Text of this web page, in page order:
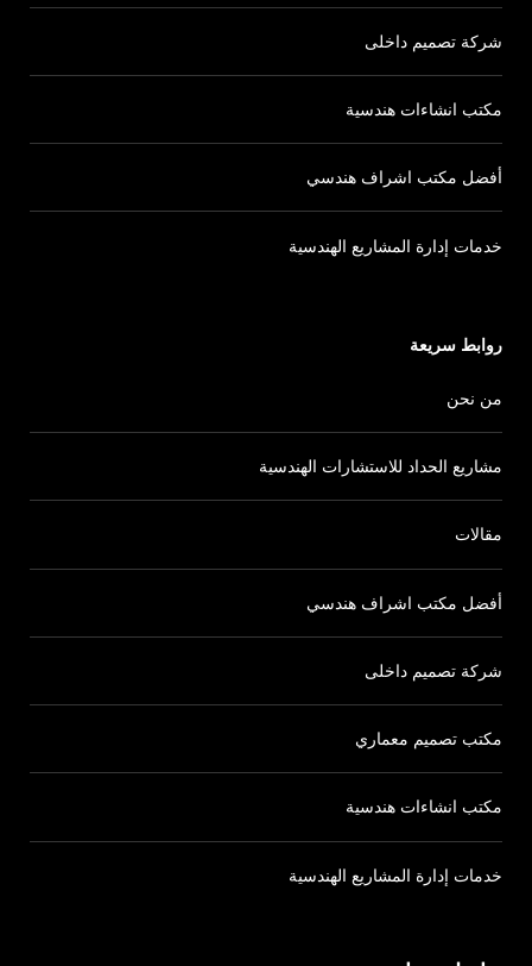
روابط سريعة
من نحن
مشاريع الحداد للاستشارات الهندسية
مقالات
أفضل مكتب اشراف هندسي
شركة تصميم داخلى
مكتب تصميم معماري
مكتب انشاءات هندسية
خدمات إدارة المشاريع الهندسية
شركة تصميم داخلى
مكتب انشاءات هندسية
أفضل مكتب اشراف هندسي
خدمات إدارة المشاريع الهندسية